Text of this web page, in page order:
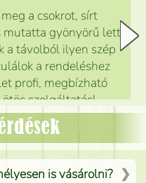
a csokrot, sírt
mutatta gyönyörű lett.
a távolból ilyen szép
a rendeléshez
profi, megbízható
szolgáltatás!
Mónika
is vásárolni?